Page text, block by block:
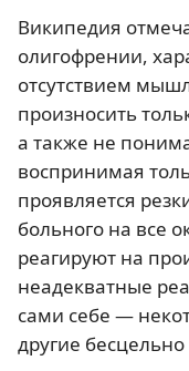
Википедия
олигофрении,
отсутствием
произносить
а также не
воспринимая
проявляется
больного на все
реагируют на
неадекватные
сами себе —
другие